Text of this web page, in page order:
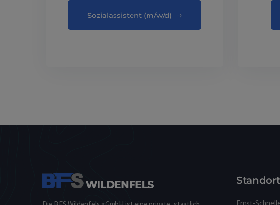
Sozialassistent (m/w/d)
Standort
Ernst-